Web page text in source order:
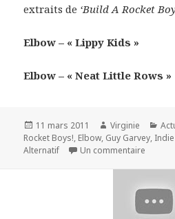
extraits de ‘Build A Rocket
Elbow – « Lippy Kids »
Elbow – « Neat Little Rows »
Publié
le
11 mars 2011 Auteur
Virginie
Rocket Boys!, Elbow, Guy Garvey,
Alternatif
Un commentaire